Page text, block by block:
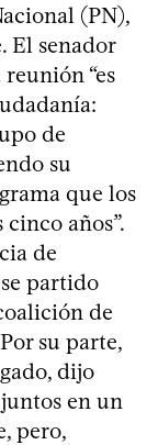
(PN),
El senador
“es
de
su
que los
años”.
de
partido
de
su parte,
dijo
en un
pero,